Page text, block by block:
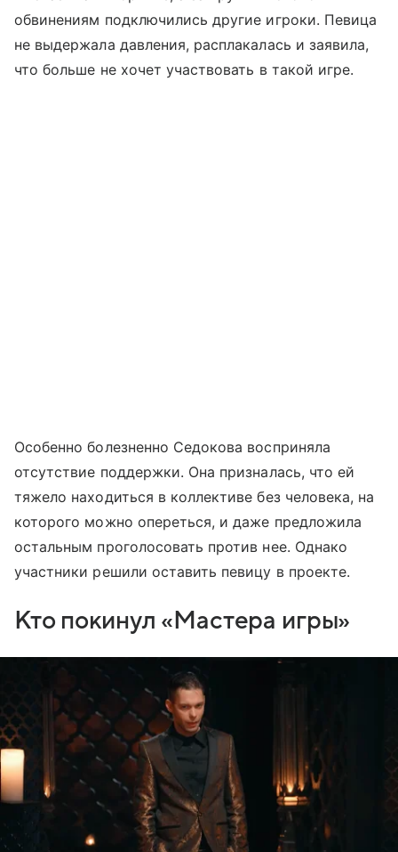
обвинениям подключились другие игроки. Певица
не выдержала давления, расплакалась и заявила,
что больше не хочет участвовать в такой игре.
Особенно болезненно Седокова восприняла
отсутствие поддержки. Она призналась, что ей
тяжело находиться в коллективе без человека, на
которого можно опереться, и даже предложила
остальным проголосовать против нее. Однако
участники решили оставить певицу в проекте.
Кто покинул «Мастера игры»